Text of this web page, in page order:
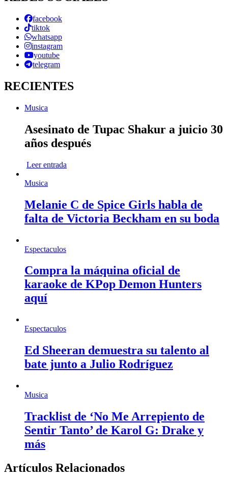
facebook
tiktok
whatsapp
instagram
youtube
telegram
RECIENTES
Musica
Asesinato de Tupac Shakur a juicio 30
años después
Leer entrada
Musica
Melanie C de Spice Girls habla de
falta de Victoria Beckham en su boda
Espectaculos
Compra la máquina oficial de
karaoke de KPop Demon Hunters
aquí
Espectaculos
Ed Sheeran demuestra su talento al
bate junto a Julio Rodríguez
Musica
Tracklist de ‘No Me Arrepiento de
Sentir Tanto’ de Karol G: Drake y
más
Artículos Relacionados